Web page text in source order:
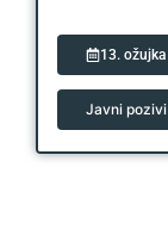
13.
Javni pozivi